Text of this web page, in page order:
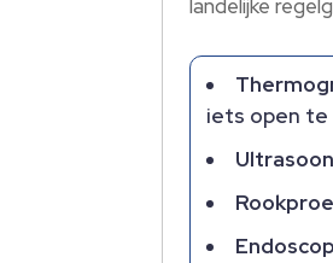
landelijke
iets open te